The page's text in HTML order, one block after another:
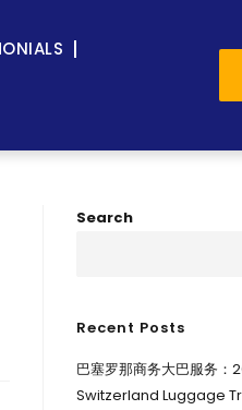
Search
Recent Posts
巴塞罗那商务大巴服务：
Switzerland Luggage